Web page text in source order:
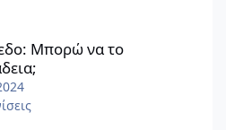
Μπορώ να το